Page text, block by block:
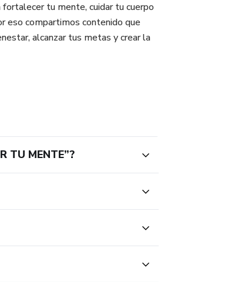
tu mente, cuidar tu cuerpo
eso compartimos contenido que
alcanzar tus metas y crear la
TU MENTE”?